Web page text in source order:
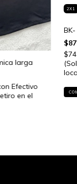
larga
Efectivo
en el
2X1